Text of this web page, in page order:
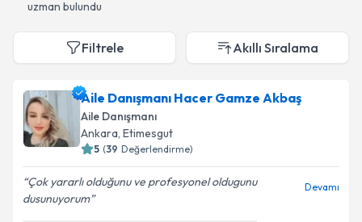
uzman bulundu
Filtrele Akıllı Sıralama
Aile Danışmanı Hacer Gamze Akbaş
Aile Danışmanı
Ankara, Etimesgut
5 (39 Değerlendirme)
Çok yararlı olduğunu ve profesyonel oldugunu
dusunuyorum
Devamı